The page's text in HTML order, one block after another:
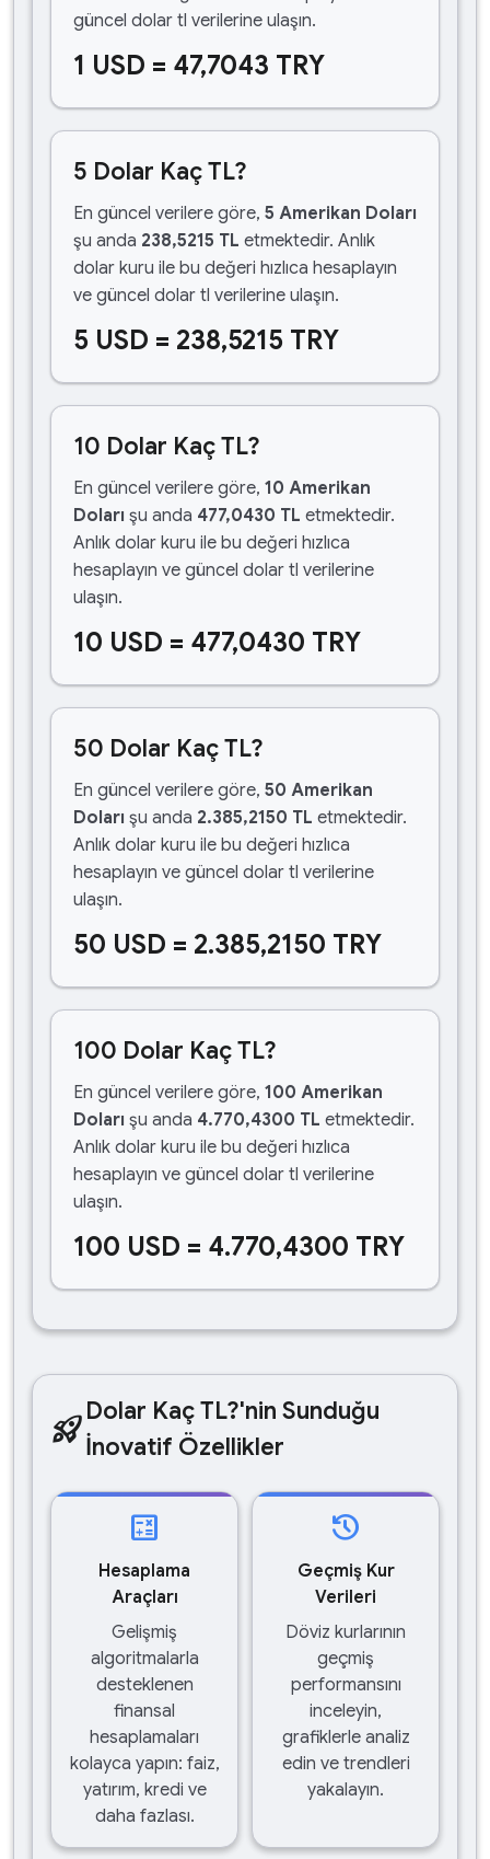
güncel dolar tl verilerine ulaşın.
1 USD = 47,7043 TRY
5 Dolar Kaç TL?
En güncel verilere göre, 5 Amerikan Doları
şu anda 238,5215 TL etmektedir. Anlık
dolar kuru ile bu değeri hızlıca hesaplayın
ve güncel dolar tl verilerine ulaşın.
5 USD = 238,5215 TRY
10 Dolar Kaç TL?
En güncel verilere göre, 10 Amerikan
Doları şu anda 477,0430 TL etmektedir.
Anlık dolar kuru ile bu değeri hızlıca
hesaplayın ve güncel dolar tl verilerine
ulaşın.
10 USD = 477,0430 TRY
50 Dolar Kaç TL?
En güncel verilere göre, 50 Amerikan
Doları şu anda 2.385,2150 TL etmektedir.
Anlık dolar kuru ile bu değeri hızlıca
hesaplayın ve güncel dolar tl verilerine
ulaşın.
50 USD = 2.385,2150 TRY
100 Dolar Kaç TL?
En güncel verilere göre, 100 Amerikan
Doları şu anda 4.770,4300 TL etmektedir.
Anlık dolar kuru ile bu değeri hızlıca
hesaplayın ve güncel dolar tl verilerine
ulaşın.
100 USD = 4.770,4300 TRY
rocket_launchDolar Kaç TL?'nin Sunduğu
İnovatif Özellikler
calculate
Hesaplama
Araçları
Gelişmiş
algoritmalarla
desteklenen
finansal
hesaplamaları
kolayca yapın: faiz,
yatırım, kredi ve
daha fazlası.
history
Geçmiş Kur
Verileri
Döviz kurlarının
geçmiş
performansını
inceleyin,
grafiklerle analiz
edin ve trendleri
yakalayın.